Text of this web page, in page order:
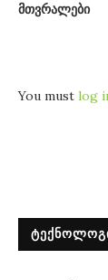
მთვრალები
You must log